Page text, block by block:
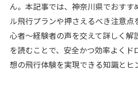
ん。本記事では、神奈川県でおすす
ル飛行プランや押さえるべき注意点
心者〜経験者の声を交えて詳しく解
を読むことで、安全かつ効率よくド
想の飛行体験を実現できる知識とヒ